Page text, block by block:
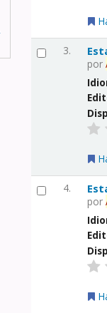
3.
por
4.
por